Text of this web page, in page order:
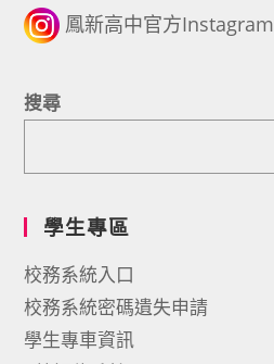
鳳新高中官方Instagram
搜尋
學生專區
校務系統入口
校務系統密碼遺失申請
學生專車資訊